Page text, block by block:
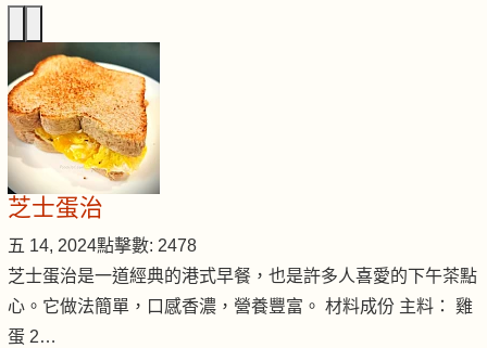
芝士蛋治
五 14, 2024點擊數: 2478
芝士蛋治是一道經典的港式早餐，也是許多人喜愛的下午茶點
心。它做法簡單，口感香濃，營養豐富。 材料成份 主料： 雞
蛋 2…